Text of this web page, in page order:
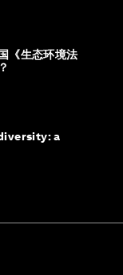
《生态环境法
a